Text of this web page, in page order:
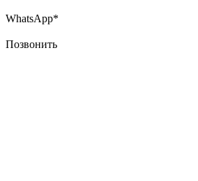
WhatsApp*
Позвонить